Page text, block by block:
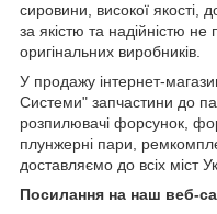
сировини, високої якості,
за якістю та надійністю не
оригінальних виробників.
У продажу інтернет-
Системи" запчастини до
розпилювачі форсунок,
плунжерні пари,
доставляємо до всіх міст
Посилання на наш веб-